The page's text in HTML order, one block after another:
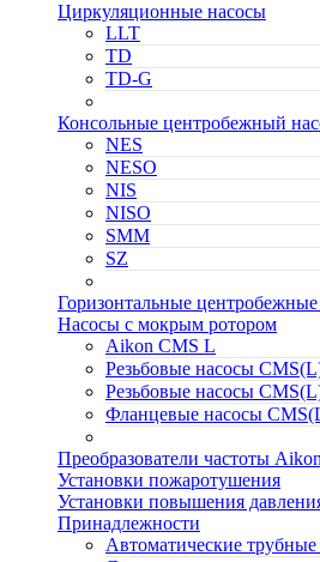
Циркуляционные насосы
LLT
TD
TD-G
Консольные центробежный
NES
NESO
NIS
NISO
SMM
SZ
Горизонтальные
Насосы с мокрым ротором
Aikon CMS L
Резьбовые насосы
Резьбовые насосы
Фланцевые насосы
Преобразователи частоты
Установки пожаротушения
Установки повышения
Принадлежности
Автоматические